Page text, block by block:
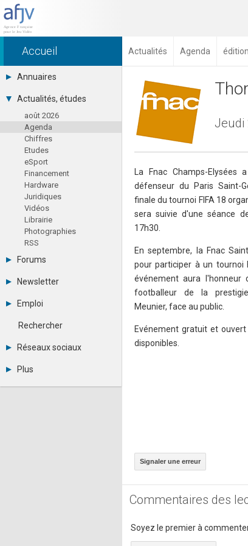
Accueil Actualités Agenda
Annuaires
Toutes les sociétés (691)
Studios (418)
Editeurs (49)
Distributeurs (16)
Hard. / Accessoires (10)
Middlewares (15)
Prestataires (99)
Assoc. / Syndicats (21)
Formations / Ecoles (46)
Presse spécialisée (17)
Actualités, études
août 2026
Agenda
Chiffres
Etudes
eSport
Financement
Hardware
Juridiques
Vidéos
Librairie
Photographies
RSS
Forums
Tous les forums
Se connecter
Messages privés
Contacter un modérateur
Newsletter
Archives
Abonnement
Emploi
Consulter les annonces
Observatoire de l'emploi
Rechercher
Réseaux sociaux
LinkedIn
Plus
Annonceurs
Jeudi
La Fnac Champs-
défenseur du Paris Saint-
finale du tournoi FIFA 18
sera suivie d'une séance
17h30.
En septembre, la Fnac
pour participer à un tournoi
événement aura
footballeur de la
Meunier, face au public.
Evénement gratuit et
disponibles.
Signaler une erreur
Commentaires des
Soyez le premier à